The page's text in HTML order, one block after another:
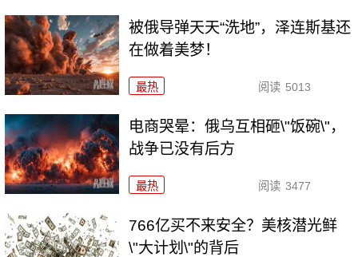
被俄导弹天天“洗地”，泽连斯基还
在做着美梦！
最热 阅读 5013
电商哭晕：俄乌互相砸\"饭碗\"，
战争已没有后方
最热 阅读 3477
766亿买不来安全？美核潜光鲜
\"大计划\"的背后